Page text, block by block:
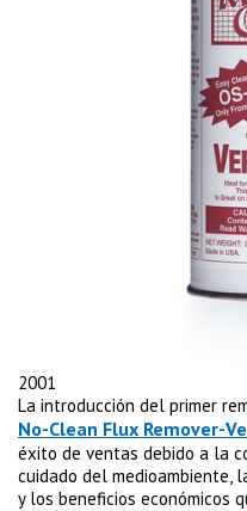
2001
La introducción del primer
No-Clean Flux Remover-
éxito de ventas debido a la
cuidado del medioambiente,
y los beneficios económicos